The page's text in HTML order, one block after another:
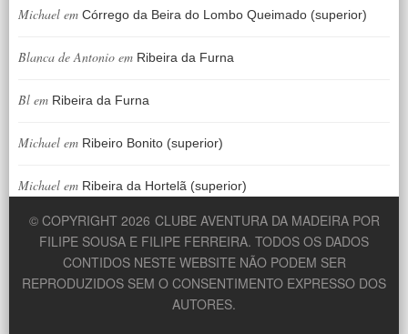
Michael em Córrego da Beira do Lombo Queimado (superior)
Blanca de Antonio em Ribeira da Furna
Bl em Ribeira da Furna
Michael em Ribeiro Bonito (superior)
Michael em Ribeira da Hortelã (superior)
© COPYRIGHT 2026 CLUBE AVENTURA DA MADEIRA POR
FILIPE SOUSA E FILIPE FERREIRA. TODOS OS DADOS
CONTIDOS NESTE WEBSITE NÃO PODEM SER
REPRODUZIDOS SEM O CONSENTIMENTO EXPRESSO DOS
AUTORES.